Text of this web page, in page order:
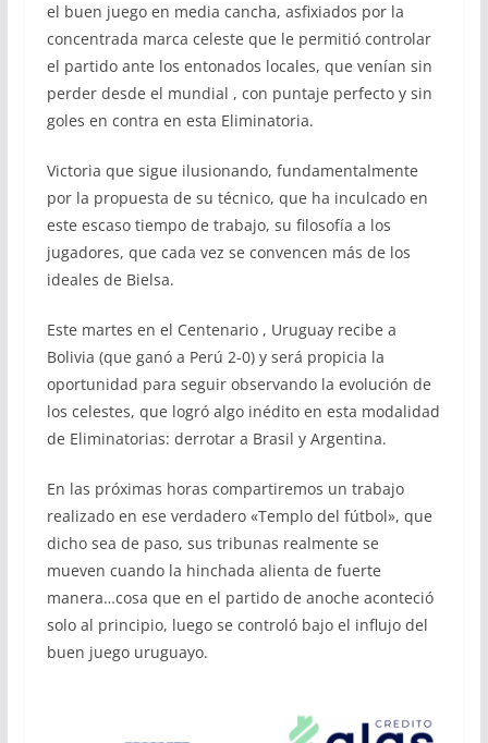
el buen juego en media cancha, asfixiados por la
concentrada marca celeste que le permitió controlar
el partido ante los entonados locales, que venían sin
perder desde el mundial , con puntaje perfecto y sin
goles en contra en esta Eliminatoria.
Victoria que sigue ilusionando, fundamentalmente
por la propuesta de su técnico, que ha inculcado en
este escaso tiempo de trabajo, su filosofía a los
jugadores, que cada vez se convencen más de los
ideales de Bielsa.
Este martes en el Centenario , Uruguay recibe a
Bolivia (que ganó a Perú 2-0) y será propicia la
oportunidad para seguir observando la evolución de
los celestes, que logró algo inédito en esta modalidad
de Eliminatorias: derrotar a Brasil y Argentina.
En las próximas horas compartiremos un trabajo
realizado en ese verdadero «Templo del fútbol», que
dicho sea de paso, sus tribunas realmente se
mueven cuando la hinchada alienta de fuerte
manera…cosa que en el partido de anoche aconteció
solo al principio, luego se controló bajo el influjo del
buen juego uruguayo.